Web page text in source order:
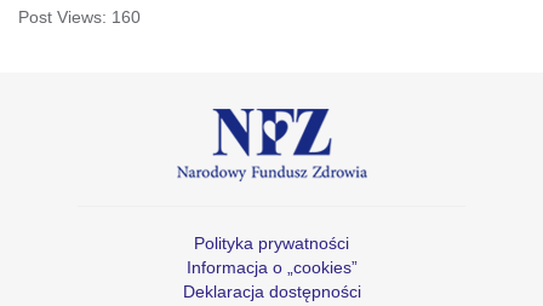
Post Views: 160
Polityka prywatności
Informacja o „cookies”
Deklaracja dostępności